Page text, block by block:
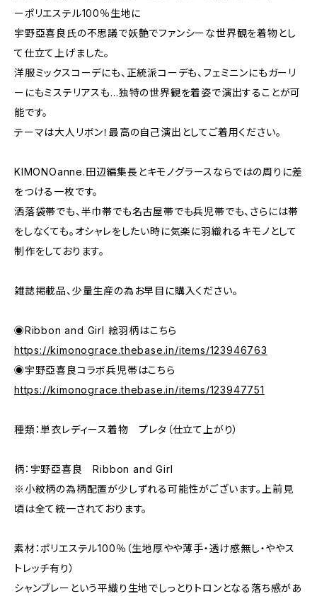
ーポリエステル100％生地に
宇野亞喜良氏の不思議で妖艶でファンシーな世界観を着物とし
て仕立て上げました。
洋服ミックスコーデにも、正統派コーデも、フェミニンにもガーリ
ーにもミステリアスも…独特の世界観を着姿で演出することが可
能です。
テーマは大人リボン！最高の自己演出としてご着用ください。
KIMONOanne.田辺編集長とキモノグラースならではの周りに差
をつける一枚です。
洒落袋帯でも、半巾帯でも名古屋帯でも兵児帯でも、さらには帯
をしなくても。オシャレをしたい時に気楽に羽織れるキモノとして
制作をしております。
雑誌掲載品、少量生産の為お早目に購入ください。
◉Ribbon and Girl 絵羽柄はこちら
https://kimonograce.thebase.in/items/123946763
◉宇野亞喜良コラボ兵児帯はこちら
https://kimonograce.thebase.in/items/123947751
種類：単衣レディース着物 プレタ（仕立て上がり）
柄：宇野亞喜良 Ribbon and Girl
※小紋柄の為柄配置が少しずれる可能性がございます。上前見
頃は全て統一されております。
素材：ポリエステル100％（生地厚やや薄手・透け感無し・ややス
トレッチ有り）
シャンブレーという平織り生地でしっとりトロンとなる落ち感があ